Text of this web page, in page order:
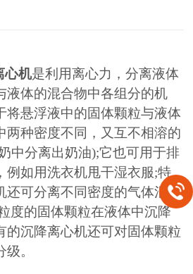
心机是利用离心力，分离液体
液体的混合物中各组分的机
将悬浮液中的固体颗粒与液体
两种密度不同，又互不相溶的
中分离出奶油);它也可用于排
例如用洗衣机甩干湿衣服;特
还可分离不同密度的气体混合
度的固体颗粒在液体中沉降
的沉降离心机还可对固体颗粒
。